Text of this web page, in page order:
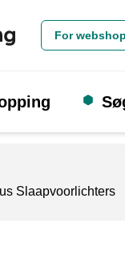
For
Slaapvoorlichters